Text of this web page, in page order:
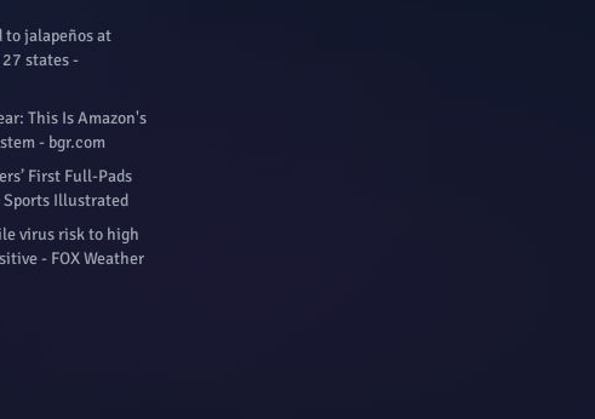
jalapeños at
27 states -
This Is Amazon's
- bgr.com
First Full-Pads
Sports Illustrated
virus risk to high
- FOX Weather